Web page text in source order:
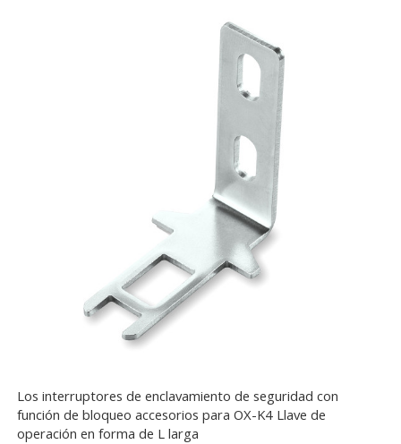
Los interruptores de enclavamiento de seguridad con
función de bloqueo accesorios para OX-K4 Llave de
operación en forma de L larga